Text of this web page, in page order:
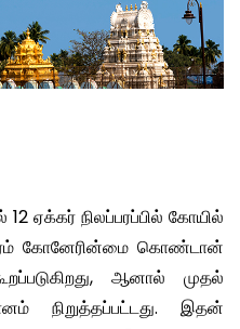
ஏக்கர் நிலப்பரப்பில் கோயில்
கோனேரின்மை கொண்டான்
ஆனால் முதல்
நிறுத்தப்பட்டது. இதன்